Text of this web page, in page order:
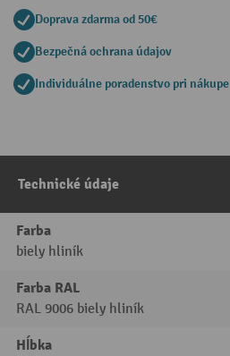
Doprava zdarma od 50€
Bezpečná ochrana údajov
Individuálne poradenstvo pri nákupe
Technické údaje
Farba
biely hliník
Farba RAL
RAL 9006 biely hliník
Hĺbka